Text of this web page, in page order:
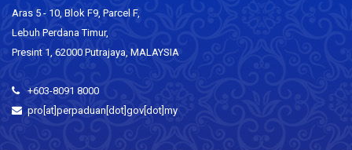
Aras 5 - 10, Blok F9, Parcel F,
Lebuh Perdana Timur,
Presint 1, 62000 Putrajaya, MALAYSIA
+603-8091 8000
pro[at]perpaduan[dot]gov[dot]my